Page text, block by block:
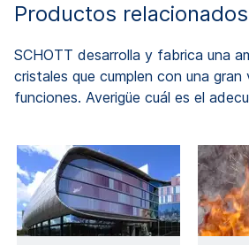
Productos relacionados
SCHOTT desarrolla y fabrica una
cristales que cumplen con una gran
funciones. Averigüe cuál es el